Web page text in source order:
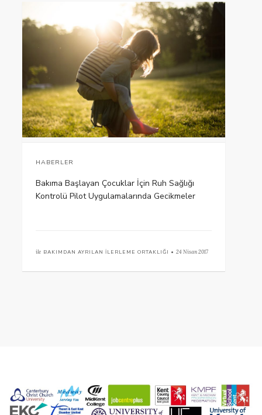
HABERLER
Bakıma Başlayan Çocuklar İçin Ruh Sağlığı
Kontrolü Pilot Uygulamalarında Gecikmeler
ile BAKIMDAN AYRILAN İLERLEME ORTAKLIĞI • 24 Nisan 2017